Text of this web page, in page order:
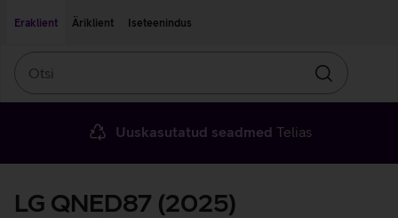
Eraklient
Äriklient Iseteenindus
Otsin
Uuskasutatud seadmed Telias
LG QNED87 (2025)